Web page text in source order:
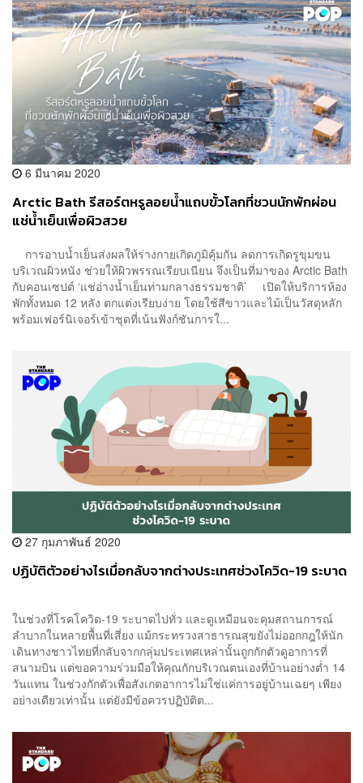
6 มีนาคม 2020
Arctic Bath รีสอร์ตหรูลอยน้ำแถบขั้วโลกที่ชวนนักพักผ่อน
แช่น้ำเย็นเพื่อผิวสวย
การอาบน้ำเย็นส่งผลให้ร่างกายเกิดภูมิคุ้มกัน ลดการเกิดรูขุมขน
บริเวณผิวหนัง ช่วยให้ผิวพรรณเรียบเนียน จึงเป็นที่มาของ Arctic Bath
กับคอนเซปต์ ‘แช่อ่างน้ำเย็นท่ามกลางธรรมชาติ’ เปิดให้บริการห้อง
พักทั้งหมด 12 หลัง ตกแต่งเรียบง่าย โดยใช้สีขาวและไม้เป็นวัสดุหลัก
พร้อมเฟอร์นิเจอร์เข้าชุดที่เน้นฟังก์ชันการใ...
27 กุมภาพันธ์ 2020
ปฏิบัติตัวอย่างไรเมื่อกลับจากต่างประเทศช่วงโควิด-19 ระบาด
ในช่วงที่โรคโควิด-19 ระบาดไปทั่ว และดูเหมือนจะคุมสถานการณ์
ลำบากในหลายพื้นที่เสี่ยง แม้กระทรวงสาธารณสุขยังไม่ออกกฎให้นัก
เดินทางชาวไทยที่กลับจากกลุ่มประเทศเหล่านั้นถูกกักตัวดูอาการที่
สนามบิน แต่ขอความร่วมมือให้คุณกักบริเวณตนเองที่บ้านอย่างต่ำ 14
วันแทน ในช่วงกักตัวเพื่อสังเกตอาการไม่ใช่แค่การอยู่บ้านเฉยๆ เพียง
อย่างเดียวเท่านั้น แต่ยังมีข้อควรปฏิบัติต...